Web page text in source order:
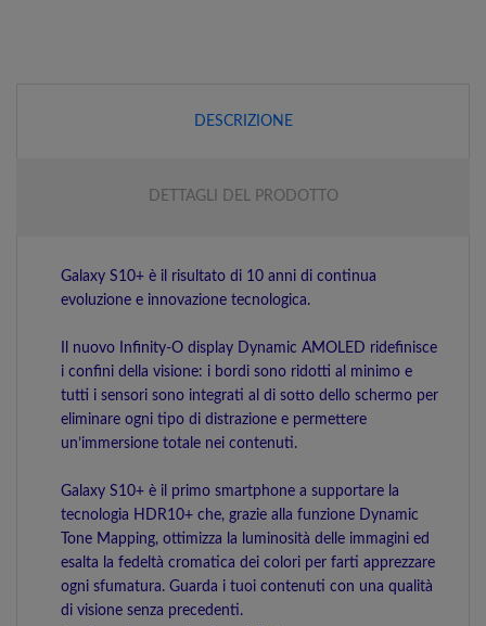
DESCRIZIONE
DETTAGLI DEL PRODOTTO
Galaxy S10+ è il risultato di 10 anni di continua
evoluzione e innovazione tecnologica.
Il nuovo Infinity-O display Dynamic AMOLED ridefinisce
i confini della visione: i bordi sono ridotti al minimo e
tutti i sensori sono integrati al di sotto dello schermo per
eliminare ogni tipo di distrazione e permettere
un’immersione totale nei contenuti.
Galaxy S10+ è il primo smartphone a supportare la
tecnologia HDR10+ che, grazie alla funzione Dynamic
Tone Mapping, ottimizza la luminosità delle immagini ed
esalta la fedeltà cromatica dei colori per farti apprezzare
ogni sfumatura. Guarda i tuoi contenuti con una qualità
di visione senza precedenti.